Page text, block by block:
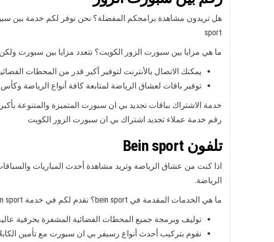
sport
ما هي مزايا بين سبورت الزور الكويت؟ تتعدد مزايا بين سبورت
يمكنك الاتصال بالأنترنت لتوفير أكبر قدر من المحطات
توفير باقات لعشاق الرياضة لمتابعة كافة أنواع الرياضة وكأس
خدمة الاشتراك بباقات تجديد بي ان سبورت المتميزة والمتنوعة
رقم خدمة عملاء تجديد اشتراك بي ان سبورت الزور الكويت
تلفون Bein sport
الرياضة.
ما هي الخدمات المقدمة في bein sport؟ نقدم لكم في خدمة bein sport أفضل الخدمات ومنها:
توليف وبرمجة جميع المحطات الفضائية المشفرة بحرفية
نقوم بتركيب أحدث أنواع رسيفر بي ان سبورت مع تأمين